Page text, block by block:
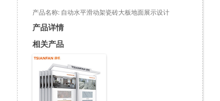
产品名称: 自动水平滑动架瓷砖大板地面展示设计
产品详情
相关产品